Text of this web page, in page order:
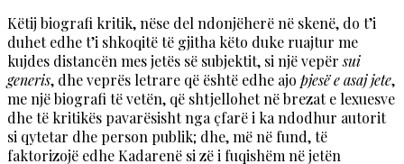
Këtij biografi kritik, nëse del ndonjëherë në skenë, do t’i
duhet edhe t’i shkoqitë të gjitha këto duke ruajtur me
kujdes distancën mes jetës së subjektit, si një vepërsui
generis, dhe veprës letrare që është edhe ajo pjesë e asaj jete,
me një biografi të vetën, që shtjellohet në brezat e lexuesve
dhe të kritikës pavarësisht nga çfarë i ka ndodhur autorit
si qytetar dhe person publik; dhe, më në fund, të
faktorizojë edhe Kadarenë si zë i fuqishëm në jetën